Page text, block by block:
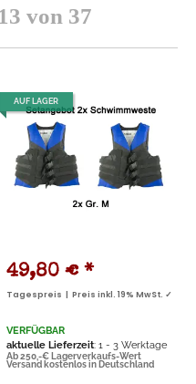
von 37
AUF LAGER
49,80 € *
Tagespreis | Preis inkl. 19% MwSt. ✓
VERFÜGBAR
aktuelle Lieferzeit: 1 - 3 Werktage
Ab 250,-€ Lagerverkaufs-Wert
Versand kostenlos in Deutschland